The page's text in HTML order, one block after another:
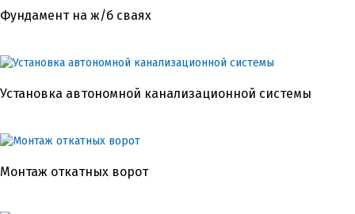
Фундамент на ж/б сваях
Установка автономной канализационной системы
Монтаж откатных ворот